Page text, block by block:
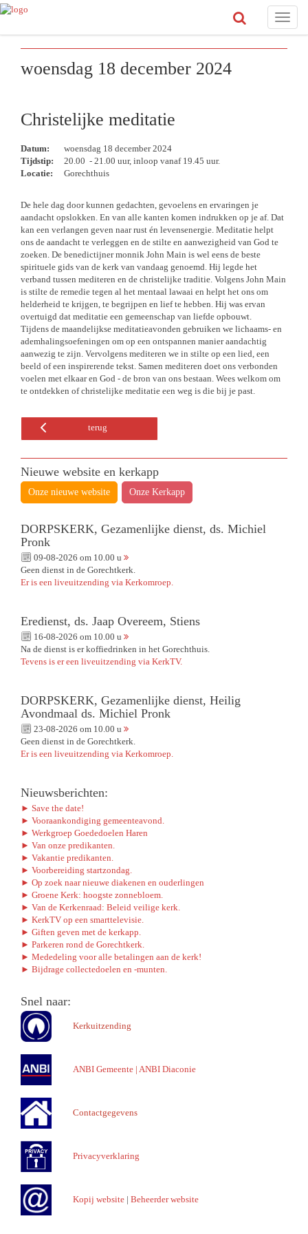
Toggle
woensdag 18 december 2024
Christelijke meditatie
Datum:
woensdag 18 december 2024
Tijdstip:
20.00 - 21.00 uur, inloop vanaf 19.45 uur.
Locatie:
Gorechthuis
De hele dag door kunnen gedachten, gevoelens en ervaringen je
aandacht opslokken. En van alle kanten komen indrukken op je af. Dat
kan een verlangen geven naar rust én levensenergie. Meditatie helpt
ons de aandacht te verleggen en de stilte en aanwezigheid van God te
zoeken. De benedictijner monnik John Main is wel eens de beste
spirituele gids van de kerk van vandaag genoemd. Hij legde het
verband tussen mediteren en de christelijke traditie. Volgens John Main
is stilte de remedie tegen al het mentaal lawaai en helpt het ons om
helderheid te krijgen, te begrijpen en lief te hebben. Hij was ervan
overtuigd dat meditatie een gemeenschap van liefde opbouwt.
Tijdens de maandelijkse meditatieavonden gebruiken we lichaams- en
ademhalingsoefeningen om op een ontspannen manier aandachtig
aanwezig te zijn. Vervolgens mediteren we in stilte op een lied, een
beeld of een inspirerende tekst. Samen mediteren doet ons verbonden
voelen met elkaar en God - de bron van ons bestaan. Wees welkom om
te ontdekken of christelijke meditatie een weg is die bij je past.
terug
Nieuwe website en kerkapp
Onze nieuwe website Onze Kerkapp
DORPSKERK, Gezamenlijke dienst, ds. Michiel
Pronk
09-08-2026 om 10.00 u
Geen dienst in de Gorechtkerk.
Er is een liveuitzending via Kerkomroep.
Eredienst, ds. Jaap Overeem, Stiens
16-08-2026 om 10.00 u
Na de dienst is er koffiedrinken in het Gorechthuis.
Tevens is er een liveuitzending via KerkTV.
DORPSKERK, Gezamenlijke dienst, Heilig
Avondmaal ds. Michiel Pronk
23-08-2026 om 10.00 u
Geen dienst in de Gorechtkerk.
Er is een liveuitzending via Kerkomroep.
Nieuwsberichten:
► Save the date!
► Vooraankondiging gemeenteavond.
► Werkgroep Goededoelen Haren
► Van onze predikanten.
► Vakantie predikanten.
► Voorbereiding startzondag.
► Op zoek naar nieuwe diakenen en ouderlingen
► Groene Kerk: hoogste zonnebloem.
► Van de Kerkenraad: Beleid veilige kerk.
► KerkTV op een smarttelevisie.
► Giften geven met de kerkapp.
► Parkeren rond de Gorechtkerk.
► Mededeling voor alle betalingen aan de kerk!
► Bijdrage collectedoelen en -munten.
Snel naar:
Kerkuitzending
ANBI Gemeente | ANBI Diaconie
Contactgegevens
Privacyverklaring
Kopij website | Beheerder website